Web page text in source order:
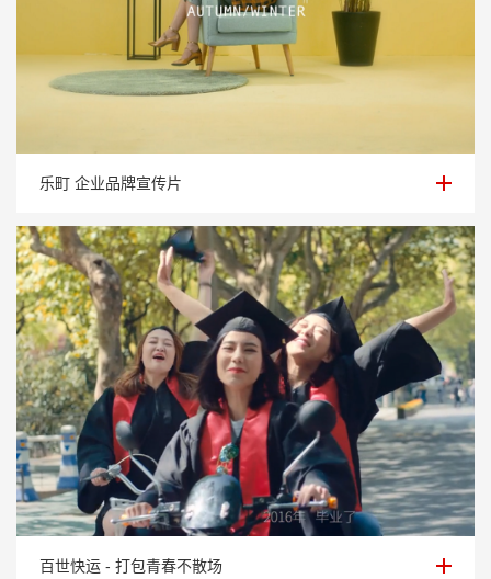
乐町 企业品牌宣传片
乐町 企业品牌宣传片
百世快运 - 打包青春不散场
百世快运 - 打包青春不散场